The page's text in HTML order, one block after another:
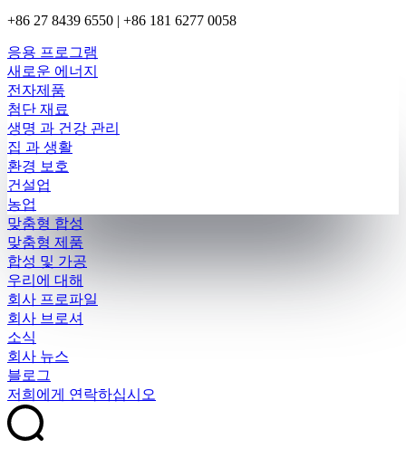
+86 27 8439 6550 | +86 181 6277 0058
응용 프로그램
새로운 에너지
전자제품
첨단 재료
생명 과 건강 관리
집 과 생활
환경 보호
건설업
농업
맞춤형 합성
맞춤형 제품
합성 및 가공
우리에 대해
회사 프로파일
회사 브로셔
소식
회사 뉴스
블로그
저희에게 연락하십시오